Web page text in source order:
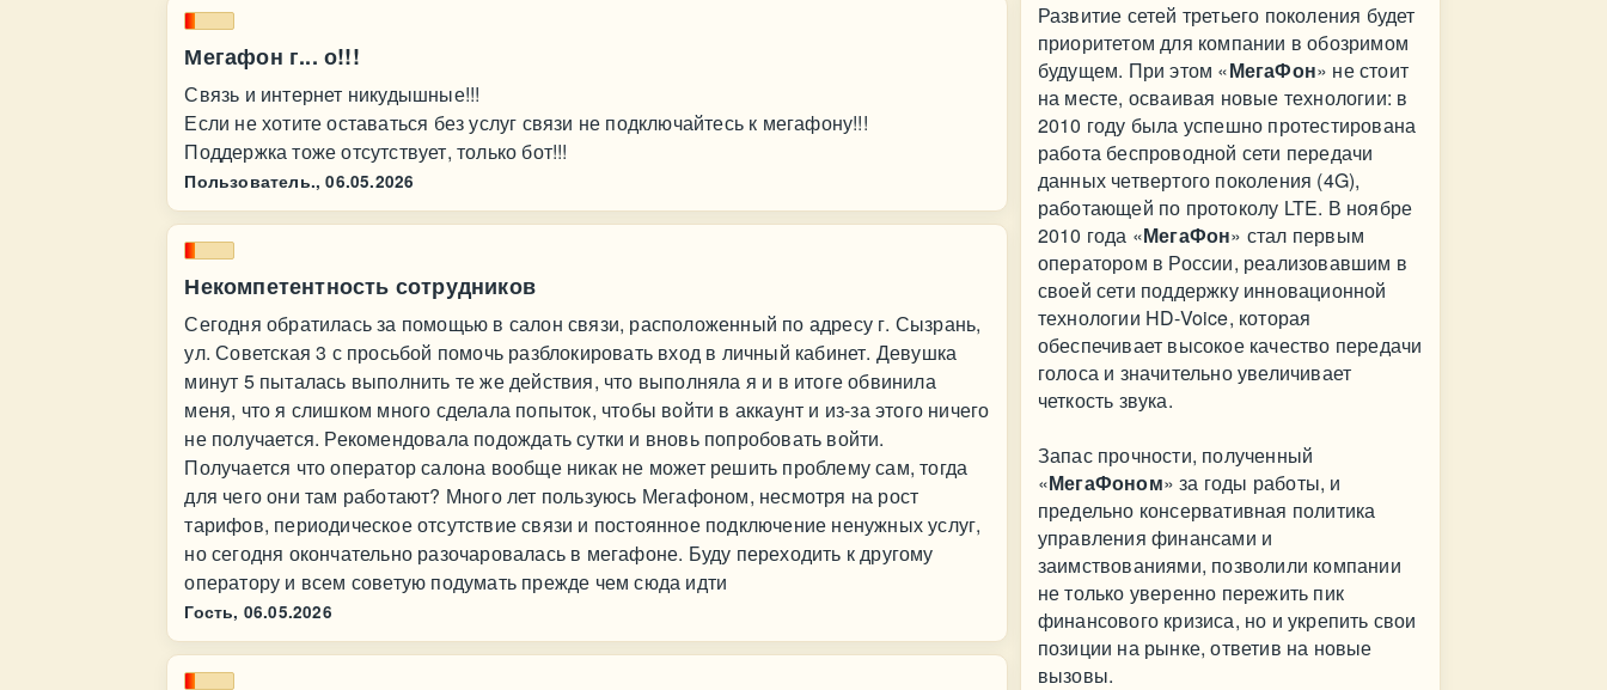
Мегафон г... о!!!
Связь и интернет никудышные!!!
Если не хотите оставаться без услуг связи не подключайтесь к мегафону!!!
Поддержка тоже отсутствует, только бот!!!
Пользователь., 06.05.2026
Некомпетентность сотрудников
Сегодня обратилась за помощью в салон связи, расположенный по адресу г. Сызрань,
ул. Советская 3 с просьбой помочь разблокировать вход в личный кабинет. Девушка
минут 5 пыталась выполнить те же действия, что выполняла я и в итоге обвинила
меня, что я слишком много сделала попыток, чтобы войти в аккаунт и из-за этого ничего
не получается. Рекомендовала подождать сутки и вновь попробовать войти.
Получается что оператор салона вообще никак не может решить проблему сам, тогда
для чего они там работают? Много лет пользуюсь Мегафоном, несмотря на рост
тарифов, периодическое отсутствие связи и постоянное подключение ненужных услуг,
но сегодня окончательно разочаровалась в мегафоне. Буду переходить к другому
оператору и всем советую подумать прежде чем сюда идти
Гость, 06.05.2026
Развитие сетей третьего поколения будет
приоритетом для компании в обозримом
будущем. При этом «МегаФон» не стоит
на месте, осваивая новые технологии: в
2010 году была успешно протестирована
работа беспроводной сети передачи
данных четвертого поколения (4G),
работающей по протоколу LTE. В ноябре
2010 года «МегаФон» стал первым
оператором в России, реализовавшим в
своей сети поддержку инновационной
технологии HD-Voice, которая
обеспечивает высокое качество передачи
голоса и значительно увеличивает
четкость звука.
Запас прочности, полученный
«МегаФоном» за годы работы, и
предельно консервативная политика
управления финансами и
заимствованиями, позволили компании
не только уверенно пережить пик
финансового кризиса, но и укрепить свои
позиции на рынке, ответив на новые
вызовы.